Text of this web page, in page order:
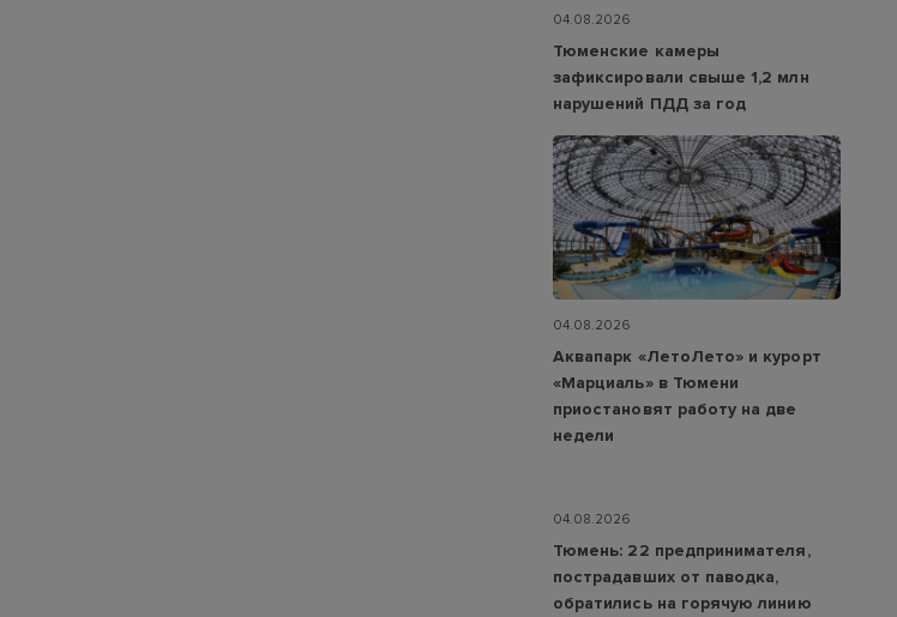
04.08.2026
Тюменские камеры
зафиксировали свыше 1,2 млн
нарушений ПДД за год
04.08.2026
Аквапарк «ЛетоЛето» и курорт
«Марциаль» в Тюмени
приостановят работу на две
недели
04.08.2026
Тюмень: 22 предпринимателя,
пострадавших от паводка,
обратились на горячую линию